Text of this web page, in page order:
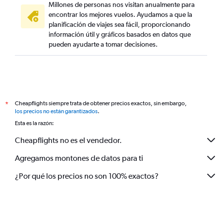
Millones de personas nos visitan anualmente para
encontrar los mejores vuelos. Ayudamos a que la
planificación de viajes sea fácil, proporcionando
información útil y gráficos basados en datos que
pueden ayudarte a tomar decisiones.
*
Cheapflights siempre trata de obtener precios exactos, sin embargo,
los precios no están garantizados.
Esta es la razón:
Cheapflights no es el vendedor.
Agregamos montones de datos para ti
¿Por qué los precios no son 100% exactos?